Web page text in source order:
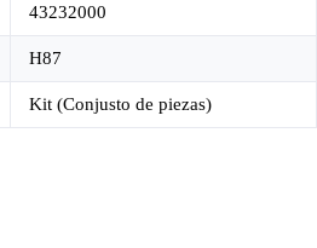
43232000
H87
Kit (Conjusto de piezas)